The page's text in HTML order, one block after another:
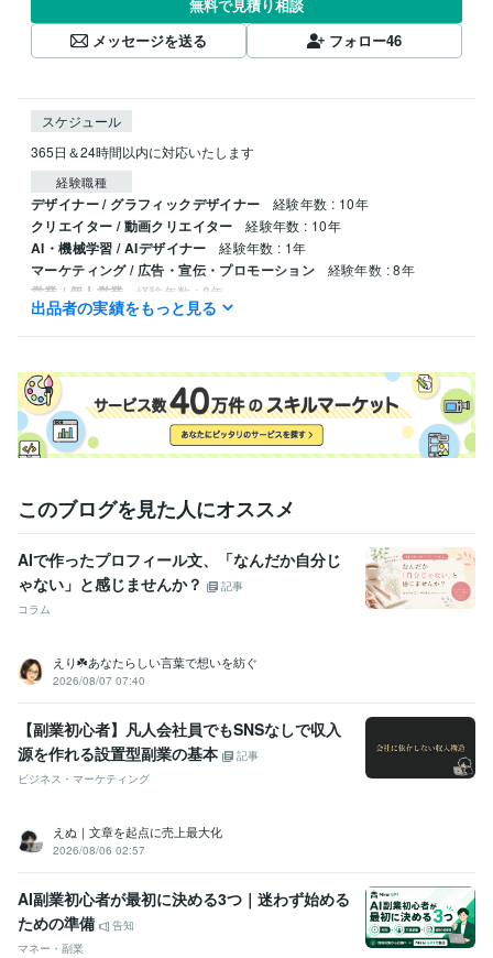
無料で見積り相談
メッセージを送る
フォロー46
スケジュール
経験職種
デザイナー / グラフィックデザイナー 経験年数 : 10年
クリエイター / 動画クリエイター 経験年数 : 10年
AI・機械学習 / AIデザイナー 経験年数 : 1年
マーケティング / 広告・宣伝・プロモーション 経験年数 : 8年
営業 / 個人営業 経験年数 : 8年
副業・サイドビジネス
学歴
法政大学 1990年3月 ~ 1995年2月
出品者の実績をもっと見る
このブログを見た人にオススメ
AIで作ったプロフィール文、「なんだか自分じ
ゃない」と感じませんか？
記事
コラム
えり☘️あなたらしい言葉で想いを紡ぐ
2026/08/07 07:40
【副業初心者】凡人会社員でもSNSなしで収入
源を作れる設置型副業の基本
記事
ビジネス・マーケティング
えぬ｜文章を起点に売上最大化
2026/08/06 02:57
AI副業初心者が最初に決める3つ｜迷わず始める
ための準備
告知
マネー・副業